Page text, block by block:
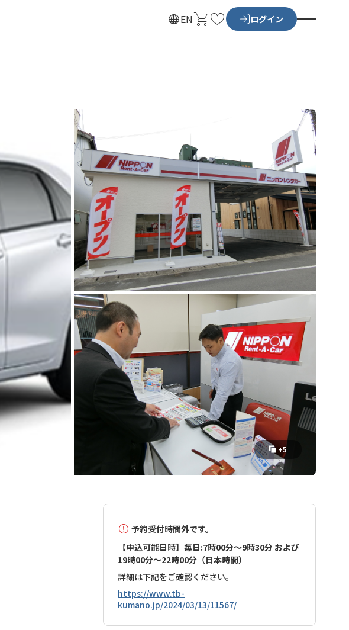
ENカ お
ログイン
+5
予約受付時間外です。
【申込可能日時】毎日:7時00分～9時30分 および
19時00分～22時00分（日本時間）
詳細は下記をご確認ください。
https://www.tb-
kumano.jp/2024/03/13/11567/